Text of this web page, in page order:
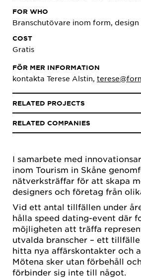
I samarbete med
inom Tourism in Skåne
nätverksträffar för att skapa
designers och företag från
Vid ett antal tillfällen under
hålla speed dating-event där
möjligheten att träffa
utvalda branscher – ett
hitta nya affärskontakter och
Mötena sker utan förbehåll
förbinder sig inte till något.
FOR WHO
Branschutövare inom form,
COST
Gratis
FÖR MER INFORMATION
kontakta Terese Alstin,
RELATED PROJECTS
RELATED COMPANIES